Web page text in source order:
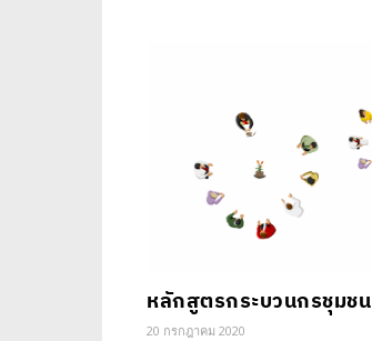
หลักสูตรกระบวนกรชุมชน
20 กรกฎาคม 2020